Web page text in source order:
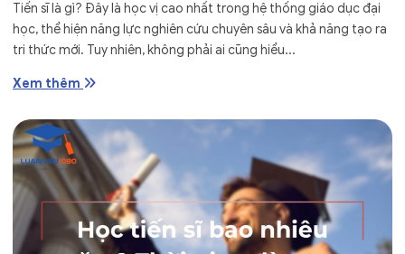
Tiến sĩ là gì? Đây là học vị cao nhất trong hệ thống giáo dục đại
học, thể hiện năng lực nghiên cứu chuyên sâu và khả năng tạo ra
tri thức mới. Tuy nhiên, không phải ai cũng hiểu...
Xem thêm